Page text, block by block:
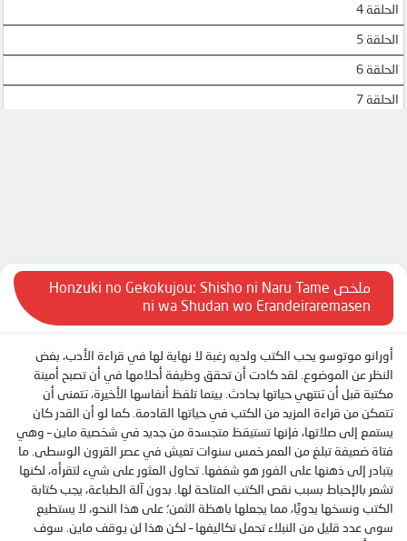
الحلقة 4
الحلقة 5
الحلقة 6
الحلقة 7
الحلقة 13
الحلقة 14
ملخص Honzuki no Gekokujou: Shisho ni Naru Tame
ni wa Shudan wo Erandeiraremasen
أورانو موتوسو يحب الكتب ولديه رغبة لا نهاية لها في قراءة الأدب، بغض
النظر عن الموضوع. لقد كادت أن تحقق وظيفة أحلامها في أن تصبح أمينة
مكتبة قبل أن تنتهي حياتها بحادث. بينما تلفظ أنفاسها الأخيرة، تتمنى أن
تتمكن من قراءة المزيد من الكتب في حياتها القادمة. كما لو أن القدر كان
يستمع إلى صلاتها، فإنها تستيقظ متجسدة من جديد في شخصية ماين – وهي
فتاة ضعيفة تبلغ من العمر خمس سنوات تعيش في عصر القرون الوسطى. ما
يتبادر إلى ذهنها على الفور هو شغفها. تحاول العثور على شيء لتقرأه، لكنها
تشعر بالإحباط بسبب نقص الكتب المتاحة لها. بدون آلة الطباعة، يجب كتابة
الكتب ونسخها يدويًا، مما يجعلها باهظة الثمن؛ على هذا النحو، لا يستطيع
سوى عدد قليل من النبلاء تحمل تكاليفها – لكن هذا لن يوقف ماين. سوف